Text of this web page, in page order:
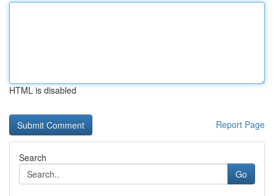
HTML is disabled
Report Page
Search
Go